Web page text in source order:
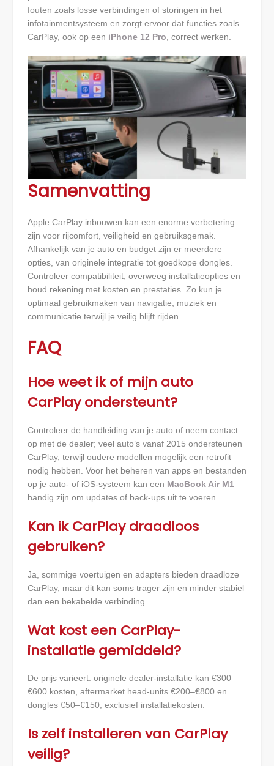
fouten zoals losse verbindingen of storingen in het
infotainmentsysteem en zorgt ervoor dat functies zoals
CarPlay, ook op een iPhone 12 Pro , correct werken.
Samenvatting
Apple CarPlay inbouwen kan een enorme verbetering
zijn voor rijcomfort, veiligheid en gebruiksgemak.
Afhankelijk van je auto en budget zijn er meerdere
opties, van originele integratie tot goedkope dongles.
Controleer compatibiliteit, overweeg installatieopties en
houd rekening met kosten en prestaties. Zo kun je
optimaal gebruikmaken van navigatie, muziek en
communicatie terwijl je veilig blijft rijden.
FAQ
Hoe weet ik of mijn auto
CarPlay ondersteunt?
Controleer de handleiding van je auto of neem contact
op met de dealer; veel auto’s vanaf 2015 ondersteunen
CarPlay, terwijl oudere modellen mogelijk een retrofit
nodig hebben. Voor het beheren van apps en bestanden
op je auto- of iOS-systeem kan een MacBook Air M1
handig zijn om updates of back-ups uit te voeren.
Kan ik CarPlay draadloos
gebruiken?
Ja, sommige voertuigen en adapters bieden draadloze
CarPlay, maar dit kan soms trager zijn en minder stabiel
dan een bekabelde verbinding.
Wat kost een CarPlay-
installatie gemiddeld?
De prijs varieert: originele dealer-installatie kan €300–
€600 kosten, aftermarket head-units €200–€800 en
dongles €50–€150, exclusief installatiekosten.
Is zelf installeren van CarPlay
veilig?